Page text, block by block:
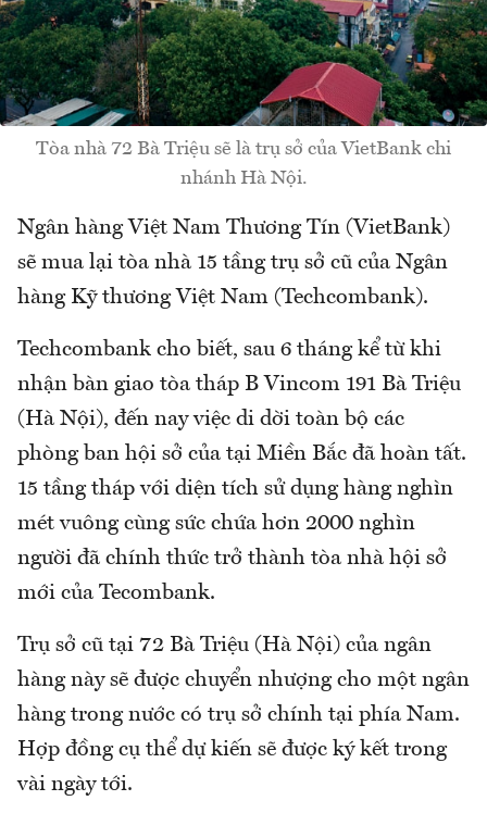
Tòa nhà 72 Bà Triệu sẽ là trụ sở của VietBank chi
nhánh Hà Nội.
Ngân hàng Việt Nam Thương Tín (VietBank)
sẽ mua lại tòa nhà 15 tầng trụ sở cũ của Ngân
hàng Kỹ thương Việt Nam (Techcombank).
Techcombank cho biết, sau 6 tháng kể từ khi
nhận bàn giao tòa tháp B Vincom 191 Bà Triệu
(Hà Nội), đến nay việc di dời toàn bộ các
phòng ban hội sở của tại Miền Bắc đã hoàn tất.
15 tầng tháp với diện tích sử dụng hàng nghìn
mét vuông cùng sức chứa hơn 2000 nghìn
người đã chính thức trở thành tòa nhà hội sở
mới của Tecombank.
Trụ sở cũ tại 72 Bà Triệu (Hà Nội) của ngân
hàng này sẽ được chuyển nhượng cho một ngân
hàng trong nước có trụ sở chính tại phía Nam.
Hợp đồng cụ thể dự kiến sẽ được ký kết trong
vài ngày tới.